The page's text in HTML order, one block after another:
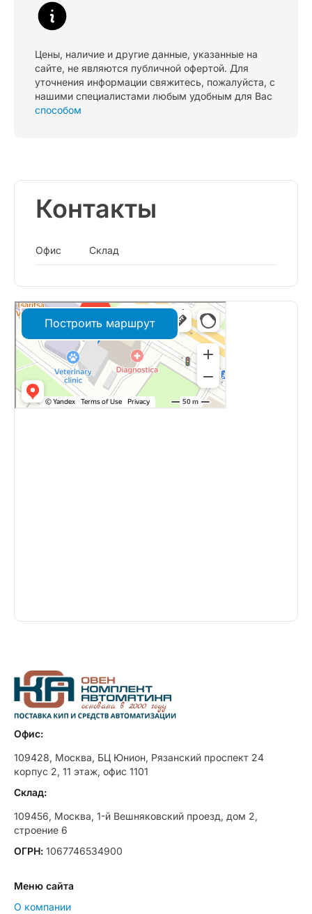
Цены, наличие и другие данные, указанные на
сайте, не являются публичной офертой. Для
уточнения информации свяжитесь, пожалуйста, с
нашими специалистами любым удобным для Вас
способом
Контакты
Офис Склад
Построить маршрут
Офис:
109428, Москва, БЦ Юнион, Рязанский проспект 24
корпус 2, 11 этаж, офис 1101
Склад:
109456, Москва, 1-й Вешняковский проезд, дом 2,
строение 6
ОГРН: 1067746534900
Меню сайта
О компании